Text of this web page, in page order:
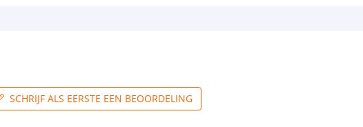
SCHRIJF ALS EERSTE EEN BEOORDELING